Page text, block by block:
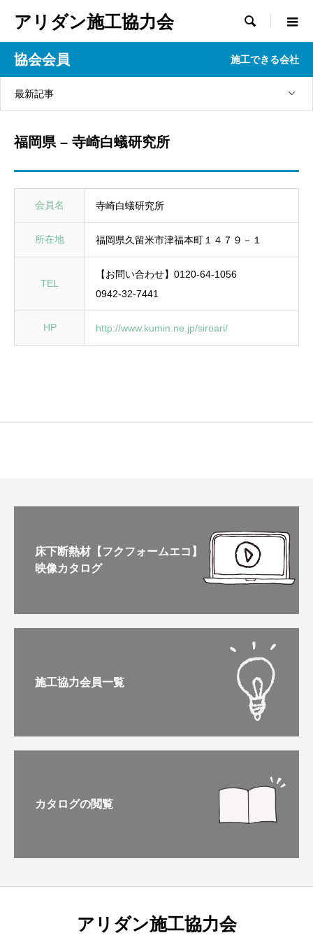
アリダン施工協力会 
協会会員 施工できる会社
最新記事
福岡県 – 寺崎白蟻研究所
会員名 寺崎白蟻研究所
所在地 福岡県久留米市津福本町１４７９－１
TEL
【お問い合わせ】0120-64-1056
0942-32-7441
HP http://www.kumin.ne.jp/siroari/
床下断熱材【フクフォームエコ】
映像カタログ
施工協力会員一覧
カタログの閲覧
アリダン施工協力会